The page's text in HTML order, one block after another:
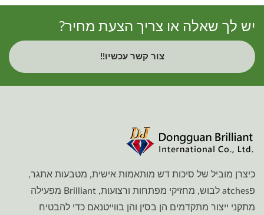
יש לך שאלה או צריך הצעת מחיר?
צור קשר עכשיו!!
כיצרן מוביל של סיכות דש מותאמות אישית, מטבעות אתגר,
פatches לבוש, מחזיקי מפתחות ורצועות, Brilliant מפעילה
מתקני ייצור מתקדמים הן בסין והן בווייטנאם כדי להבטיח